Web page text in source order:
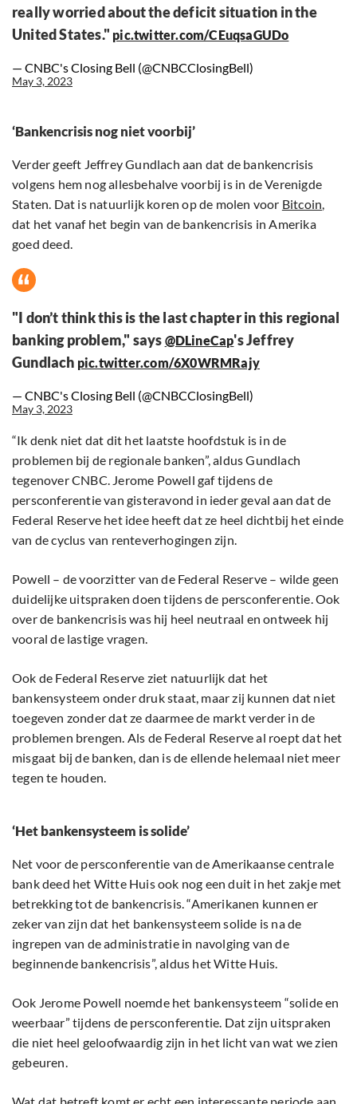
really worried about the deficit situation in the
United States." pic.twitter.com/CEuqsaGUDo
— CNBC's Closing Bell (@CNBCClosingBell)
May 3, 2023
‘Bankencrisis nog niet voorbij’
Verder geeft Jeffrey Gundlach aan dat de bankencrisis
volgens hem nog allesbehalve voorbij is in de Verenigde
Staten. Dat is natuurlijk koren op de molen voor Bitcoin,
dat het vanaf het begin van de bankencrisis in Amerika
goed deed.
"I don’t think this is the last chapter in this regional
banking problem," says @DLineCap's Jeffrey
Gundlach pic.twitter.com/6X0WRMRajy
— CNBC's Closing Bell (@CNBCClosingBell)
May 3, 2023
“Ik denk niet dat dit het laatste hoofdstuk is in de
problemen bij de regionale banken”, aldus Gundlach
tegenover CNBC. Jerome Powell gaf tijdens de
persconferentie van gisteravond in ieder geval aan dat de
Federal Reserve het idee heeft dat ze heel dichtbij het einde
van de cyclus van renteverhogingen zijn.
Powell – de voorzitter van de Federal Reserve – wilde geen
duidelijke uitspraken doen tijdens de persconferentie. Ook
over de bankencrisis was hij heel neutraal en ontweek hij
vooral de lastige vragen.
Ook de Federal Reserve ziet natuurlijk dat het
bankensysteem onder druk staat, maar zij kunnen dat niet
toegeven zonder dat ze daarmee de markt verder in de
problemen brengen. Als de Federal Reserve al roept dat het
misgaat bij de banken, dan is de ellende helemaal niet meer
tegen te houden.
‘Het bankensysteem is solide’
Net voor de persconferentie van de Amerikaanse centrale
bank deed het Witte Huis ook nog een duit in het zakje met
betrekking tot de bankencrisis. “Amerikanen kunnen er
zeker van zijn dat het bankensysteem solide is na de
ingrepen van de administratie in navolging van de
beginnende bankencrisis”, aldus het Witte Huis.
Ook Jerome Powell noemde het bankensysteem “solide en
weerbaar” tijdens de persconferentie. Dat zijn uitspraken
die niet heel geloofwaardig zijn in het licht van wat we zien
gebeuren.